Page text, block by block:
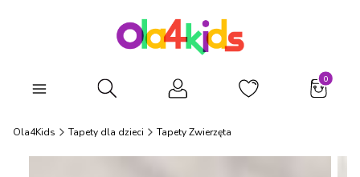
Otwórz wyszukiwarkę
Ola4Kids Tapety dla dzieci Tapety Zwierzęta